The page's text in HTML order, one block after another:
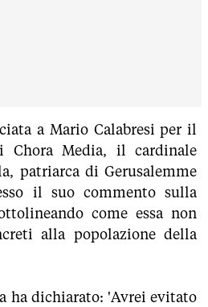
a Mario Calabresi per il
Chora Media, il cardinale
patriarca di Gerusalemme
il suo commento sulla
come essa non
alla popolazione della
ha dichiarato: 'Avrei evitato